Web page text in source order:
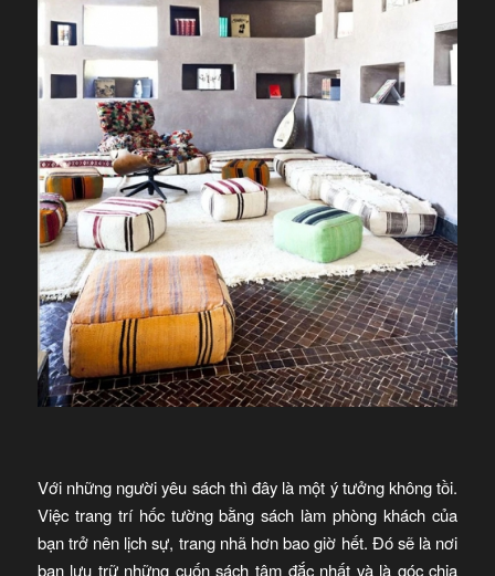
Với những người yêu sách thì đây là một ý tưởng không tồi.
Việc trang trí hốc tường bằng sách làm phòng khách của
bạn trở nên lịch sự, trang nhã hơn bao giờ hết. Đó sẽ là nơi
bạn lưu trữ những cuốn sách tâm đắc nhất và là góc chia